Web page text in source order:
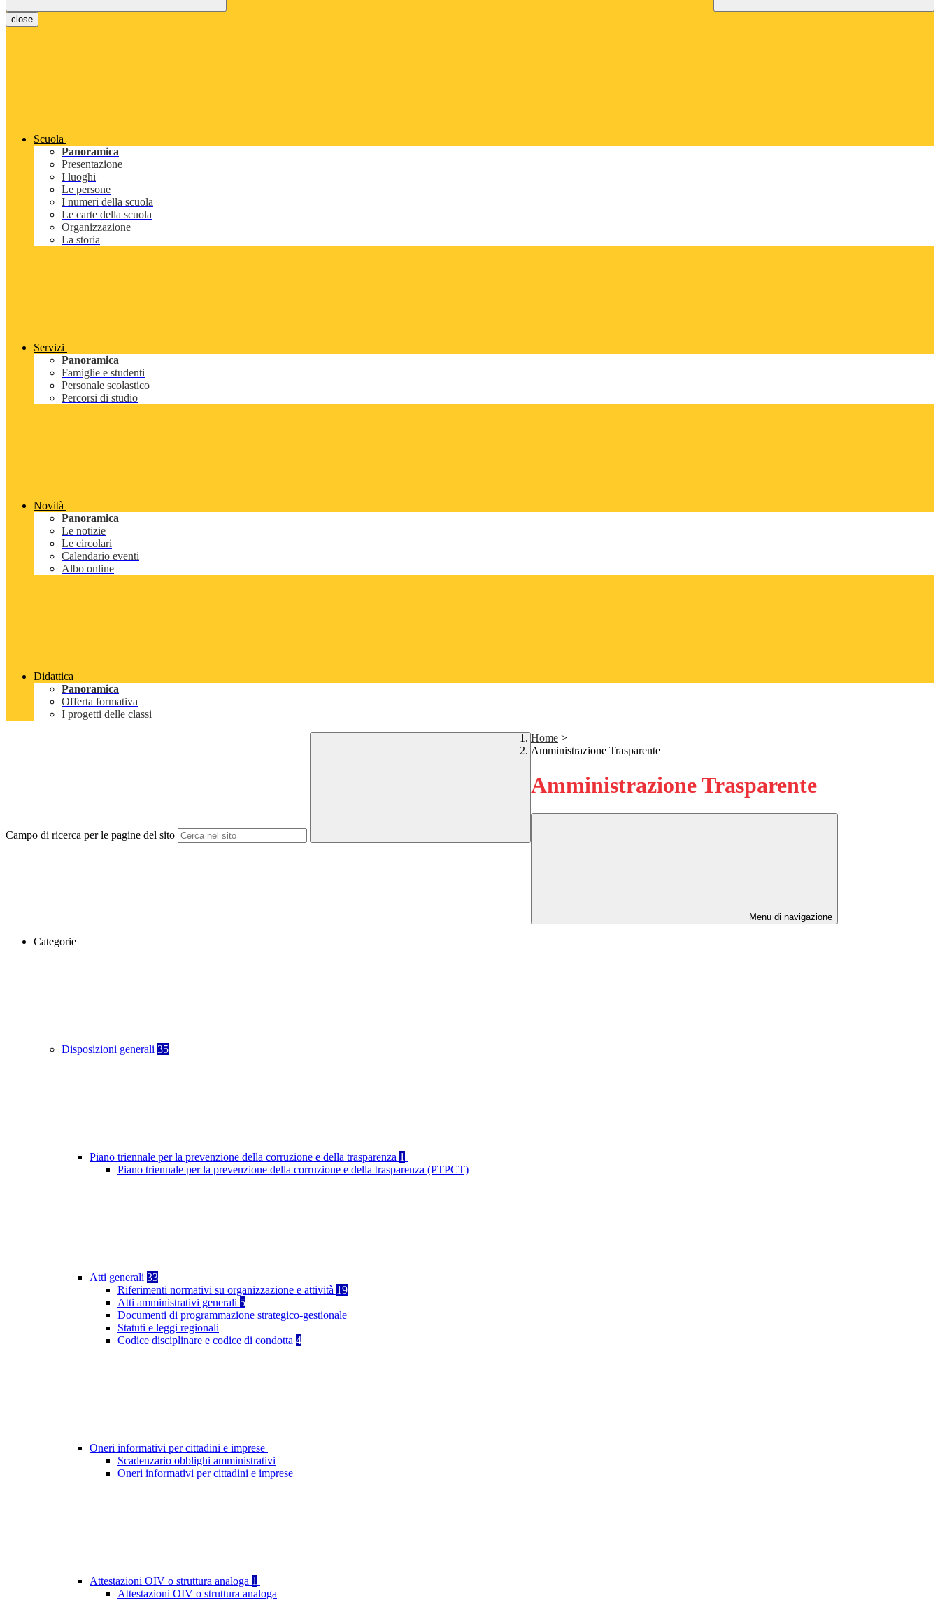
close
Scuola
Panoramica
Presentazione
I luoghi
Le persone
I numeri della scuola
Le carte della scuola
Organizzazione
La storia
Servizi
Panoramica
Famiglie e studenti
Personale scolastico
Percorsi di studio
Novità
Panoramica
Le notizie
Le circolari
Calendario eventi
Albo online
Didattica
Panoramica
Offerta formativa
I progetti delle classi
Campo di ricerca per le pagine del sito
Home >
Amministrazione Trasparente
Amministrazione Trasparente
Menu di navigazione
Categorie
Disposizioni generali 35
Piano triennale per la prevenzione della corruzione e della trasparenza 1
Piano triennale per la prevenzione della corruzione e della trasparenza (PTPCT)
Atti generali 33
Riferimenti normativi su organizzazione e attività 19
Atti amministrativi generali 5
Documenti di programmazione strategico-gestionale
Statuti e leggi regionali
Codice disciplinare e codice di condotta 4
Oneri informativi per cittadini e imprese
Scadenzario obblighi amministrativi
Oneri informativi per cittadini e imprese
Attestazioni OIV o struttura analoga 1
Attestazioni OIV o struttura analoga